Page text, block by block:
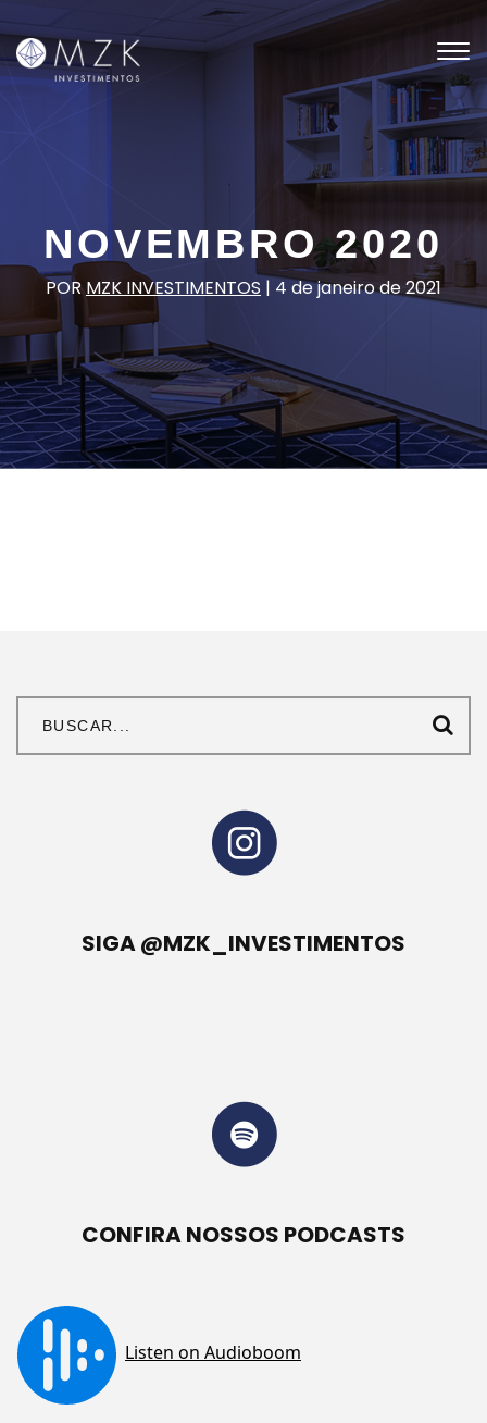
NOVEMBRO 2020
PORMZK INVESTIMENTOS | 4 de janeiro de 2021
SIGA @MZK_INVESTIMENTOS
CONFIRA NOSSOS PODCASTS